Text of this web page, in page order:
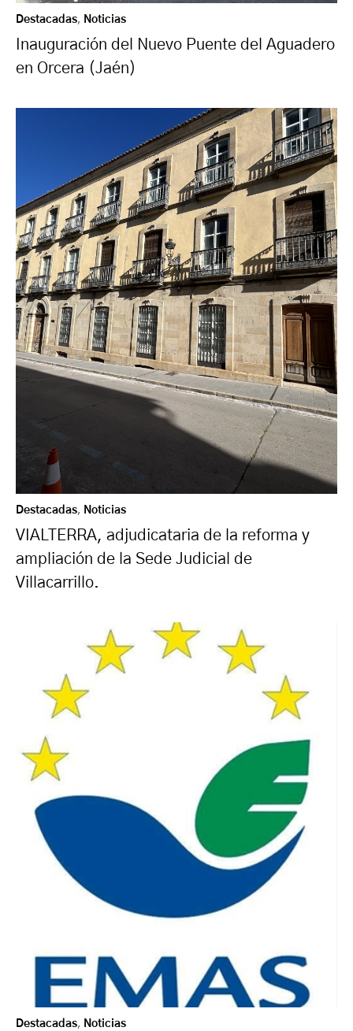
Destacadas, Noticias
Inauguración del Nuevo Puente del Aguadero
en Orcera (Jaén)
Destacadas, Noticias
VIALTERRA, adjudicataria de la reforma y
ampliación de la Sede Judicial de
Villacarrillo.
Destacadas, Noticias